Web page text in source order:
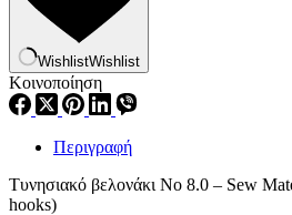
WishlistWishlist
Κοινοποίηση
Περιγραφή
Τυνησιακό βελονάκι Νο 8.0 – Sew
hooks)